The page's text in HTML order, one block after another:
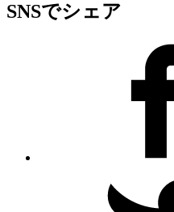
SNSでシェア